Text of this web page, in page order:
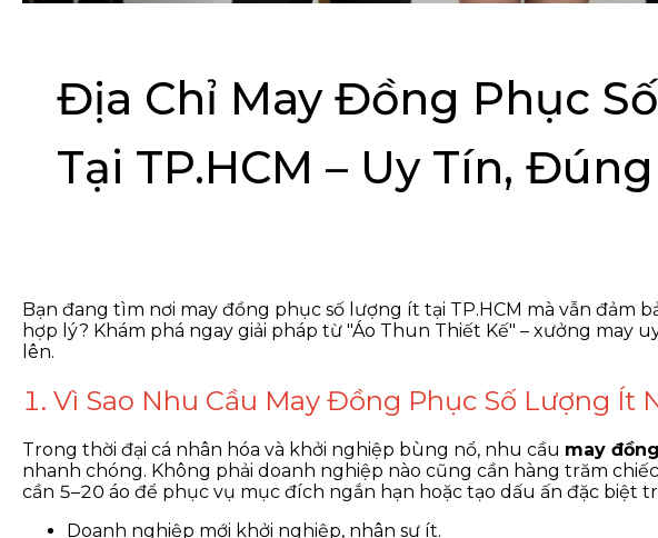
Địa Chỉ May Đồng Phục
Tại TP.HCM – Uy Tín,
Bạn đang tìm nơi may đồng phục số lượng ít tại TP.HCM mà vẫn đảm
hợp lý? Khám phá ngay giải pháp từ "Áo Thun Thiết Kế" – xưởng may
lên.
1. Vì Sao Nhu Cầu May Đồng Phục Số Lượng Ít
Trong thời đại cá nhân hóa và khởi nghiệp bùng nổ, nhu cầu may
nhanh chóng. Không phải doanh nghiệp nào cũng cần hàng trăm
cần 5–20 áo để phục vụ mục đích ngắn hạn hoặc tạo dấu ấn đặc biệt
Doanh nghiệp mới khởi nghiệp, nhân sự ít.